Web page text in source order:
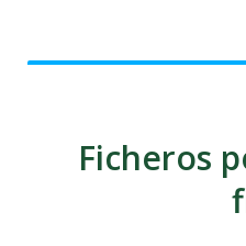
Ficheros